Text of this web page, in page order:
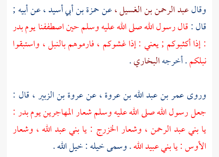
وقالعبد الرحمن بن الغسيل ،عنحمزة بن أبي أسيد ،عن أبيه ;
قال :قال رسول الله صلى الله عليه وسلم حين اصطففنا يومبدر
: إذا أكثبوكم ; يعني : إذا غشوكم ، فارموهم بالنبل ، واستبقوا
نبلكم. أخرجهالبخاري.
وروىعمر بن عبد الله بن عروة ،عنعروة بن الزبير ، قال :
جعل رسول الله صلى الله عليه وسلم شعارالمهاجرينيومبدر:
يابني عبد الرحمن ، وشعارالخزرج : يابني عبد الله ، وشعار
الأوس: يابني عبيد الله. وسمى خيله : خيل الله .